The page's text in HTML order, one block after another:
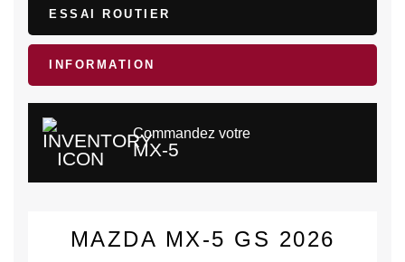
ESSAI ROUTIER
INFORMATION
Commandez votre
MX-5
MAZDA MX-5 GS 2026